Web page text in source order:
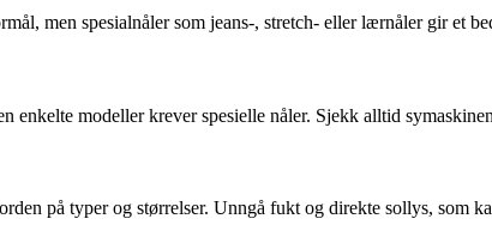
men spesialnåler som jeans-, stretch- eller lærnåler gir et
enkelte modeller krever spesielle nåler. Sjekk alltid
på typer og størrelser. Unngå fukt og direkte sollys, som